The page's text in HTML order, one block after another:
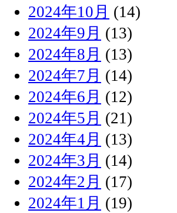
2024年10月 (14)
2024年9月 (13)
2024年8月 (13)
2024年7月 (14)
2024年6月 (12)
2024年5月 (21)
2024年4月 (13)
2024年3月 (14)
2024年2月 (17)
2024年1月 (19)